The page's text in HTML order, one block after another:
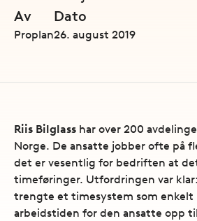
Av
Proplan
Dato
26. august 2019
Riis Bilglass har over 200
Norge. De ansatte jobber ofte på
det er vesentlig for bedriften at
timeføringer. Utfordringen var klar:
trengte et timesystem som
arbeidstiden for den ansatte opp